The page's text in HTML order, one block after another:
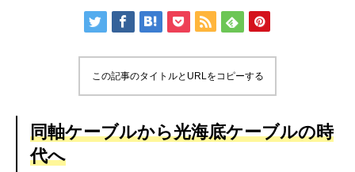
この記事のタイトルとURLをコピーする
同軸ケーブルから光海底ケーブルの時
代へ